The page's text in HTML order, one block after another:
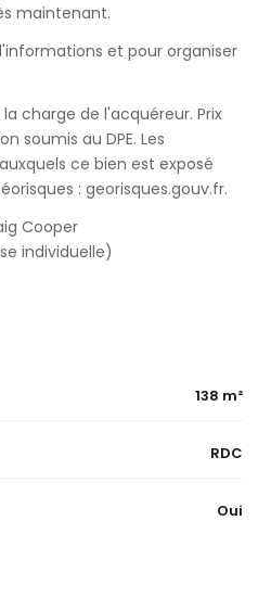
maintenant.
et pour organiser
charge de l'acquéreur. Prix
soumis au DPE. Les
ce bien est exposé
: georisques.gouv.fr.
Cooper
individuelle)
138 m²
RDC
Oui